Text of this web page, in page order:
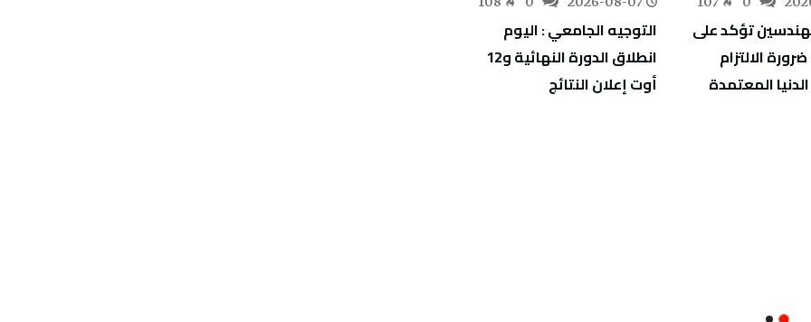
تؤكد على
الالتزام
المعتمدة
التوجيه الجامعي : اليوم
انطلاق الدورة النهائية و12
أوت إعلان النتائج